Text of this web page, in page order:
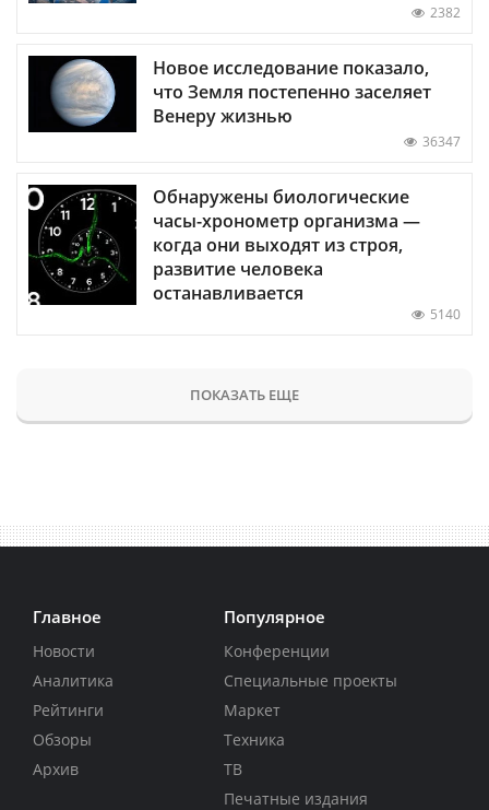
2382
Новое исследование показало,
что Земля постепенно заселяет
Венеру жизнью
36347
Обнаружены биологические
часы-хронометр организма —
когда они выходят из строя,
развитие человека
останавливается
5140
ПОКАЗАТЬ ЕЩЕ
Главное
Новости
Аналитика
Рейтинги
Обзоры
Архив
Популярное
Конференции
Специальные проекты
Маркет
Техника
ТВ
Печатные издания